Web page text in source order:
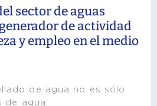
sector de aguas
de actividad
y empleo en el medio
de agua no es sólo
de agua.